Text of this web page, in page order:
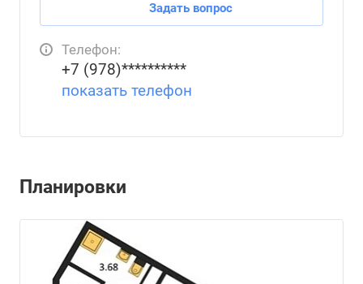
Задать вопрос
Телефон:
+7 (978)**********
показать телефон
Планировки